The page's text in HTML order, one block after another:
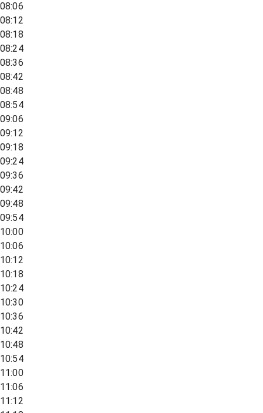
08:06
08:12
08:18
08:24
08:36
08:42
08:48
08:54
09:06
09:12
09:18
09:24
09:36
09:42
09:48
09:54
10:00
10:06
10:12
10:18
10:24
10:30
10:36
10:42
10:48
10:54
11:00
11:06
11:12